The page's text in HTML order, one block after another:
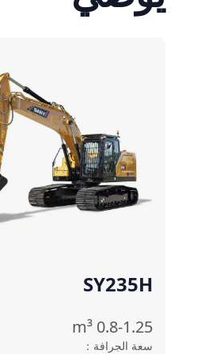
SY235H
0.8-1.25
m³
سعة الجرافة ：